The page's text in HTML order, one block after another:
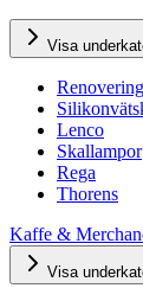
Visa
Lenco
Skallampor
Rega
Thorens
Kaffe &
Visa